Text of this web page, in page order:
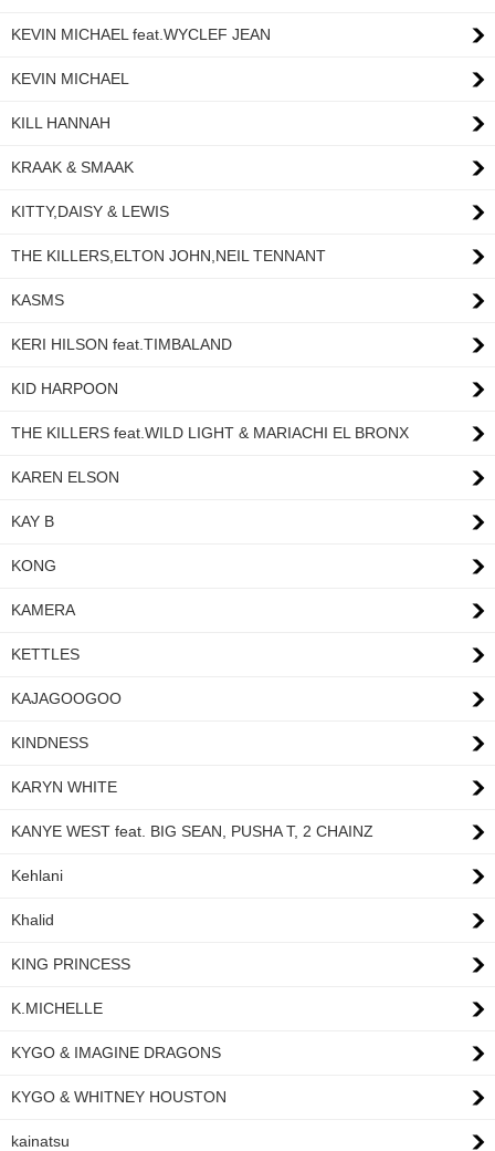
KEVIN MICHAEL feat.WYCLEF JEAN
KEVIN MICHAEL
KILL HANNAH
KRAAK & SMAAK
KITTY,DAISY & LEWIS
THE KILLERS,ELTON JOHN,NEIL TENNANT
KASMS
KERI HILSON feat.TIMBALAND
KID HARPOON
THE KILLERS feat.WILD LIGHT & MARIACHI EL BRONX
KAREN ELSON
KAY B
KONG
KAMERA
KETTLES
KAJAGOOGOO
KINDNESS
KARYN WHITE
KANYE WEST feat. BIG SEAN, PUSHA T, 2 CHAINZ
Kehlani
Khalid
KING PRINCESS
K.MICHELLE
KYGO & IMAGINE DRAGONS
KYGO & WHITNEY HOUSTON
kainatsu